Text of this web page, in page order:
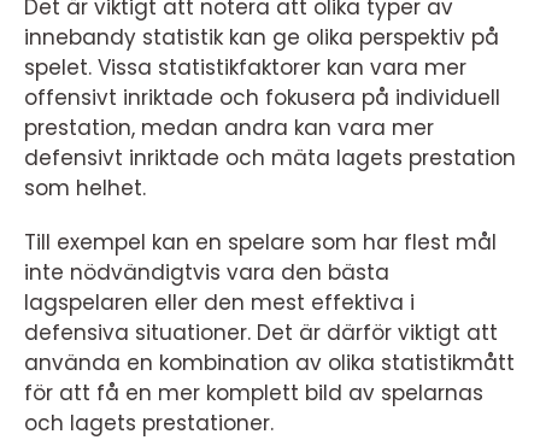
Det är viktigt att notera att olika typer av
innebandy statistik kan ge olika perspektiv på
spelet. Vissa statistikfaktorer kan vara mer
offensivt inriktade och fokusera på individuell
prestation, medan andra kan vara mer
defensivt inriktade och mäta lagets prestation
som helhet.
Till exempel kan en spelare som har flest mål
inte nödvändigtvis vara den bästa
lagspelaren eller den mest effektiva i
defensiva situationer. Det är därför viktigt att
använda en kombination av olika statistikmått
för att få en mer komplett bild av spelarnas
och lagets prestationer.